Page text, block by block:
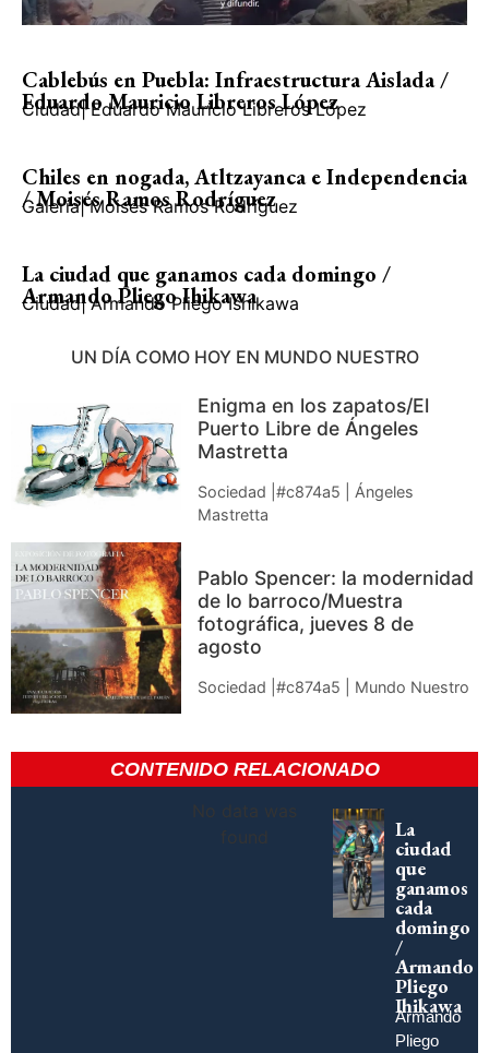
Cablebús en Puebla: Infraestructura Aislada /
Eduardo Mauricio Libreros López
Ciudad| Eduardo Mauricio Libreros López
Chiles en nogada, Atltzayanca e Independencia
/ Moisés Ramos Rodríguez
Galería| Moisés Ramos Rodríguez
La ciudad que ganamos cada domingo /
Armando Pliego Ihikawa
Ciudad| Armando Pliego Ishikawa
UN DÍA COMO HOY EN MUNDO NUESTRO
Enigma en los zapatos/El
Puerto Libre de Ángeles
Mastretta
Sociedad |#c874a5 | Ángeles
Mastretta
Pablo Spencer: la modernidad
de lo barroco/Muestra
fotográfica, jueves 8 de
agosto
Sociedad |#c874a5 | Mundo Nuestro
CONTENIDO RELACIONADO
No data was
found
La
ciudad
que
ganamos
cada
domingo
/
Armando
Pliego
Ihikawa
Armando
Pliego